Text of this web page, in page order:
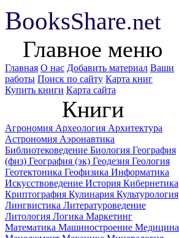
BooksShare.net
Главное меню
Главная О нас Добавить материал Ваши
работы Поиск по сайту Карта книг
Купить книги Карта сайта
Книги
Агрономия Археология Архитектура
Астрономия Аэронавтика
Библиотековедение Биология География
(физ) География (эк) Геодезия Геология
Геотектоника Геофизика Информатика
Искусствоведение История Кибернетика
Криптография Кулинария Культурология
Лингвистика Литературоведение
Литология Логика Маркетинг
Математика Машиностроение Медицина